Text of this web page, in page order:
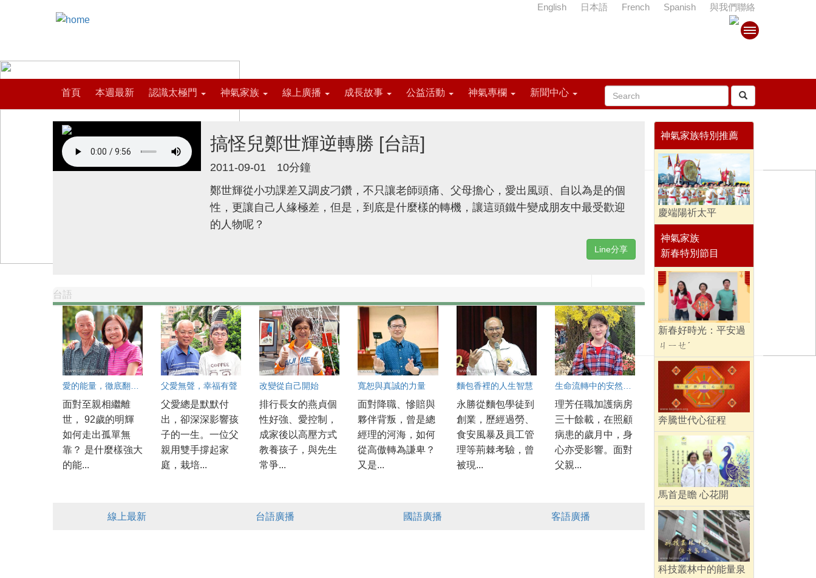
首頁 本週最新 認識太極門 神氣家族 線上廣播 成長故事 公益活動 神氣專欄 新聞中心
English 日本語 French Spanish 與我們聯絡
搞怪兒鄭世輝逆轉勝 [台語]
2011-09-01
10分鐘
鄭世輝從小功課差又調皮刁鑽，不只讓老師頭痛、父母擔心，愛出風頭、自以為是的個
性，更讓自己人緣極差，但是，到底是什麼樣的轉機，讓這頭鐵牛變成朋友中最受歡迎
的人物呢？
Line分享
台語
面對至親相繼離
世， 92歲的明輝
如何走出孤單無
靠？ 是什麼樣強大
的能...
父愛無聲，幸福有聲
父愛總是默默付
出，卻深深影響孩
子的一生。一位父
親用雙手撐起家
庭，栽培...
改變從自己開始
排行長女的燕貞個
性好強、愛控制，
成家後以高壓方式
教養孩子，與先生
常爭...
寬恕與真誠的力量
面對降職、慘賠與
夥伴背叛，曾是總
經理的河海，如何
從高傲轉為謙卑？
又是...
麵包香裡的人生智慧
永勝從麵包學徒到
創業，歷經過勞、
食安風暴及員工管
理等荊棘考驗，曾
被現...
理芳任職加護病房
三十餘載，在照顧
病患的歲月中，身
心亦受影響。面對
父親...
線上最新 台語廣播 國語廣播 客語廣播
神氣家族特別推薦
慶端陽祈太平
神氣家族
新春特別節目
新春好時光：平安過
ㄐㄧㄝˊ
奔騰世代心征程
馬首是瞻 心花開
科技叢林中的能量泉